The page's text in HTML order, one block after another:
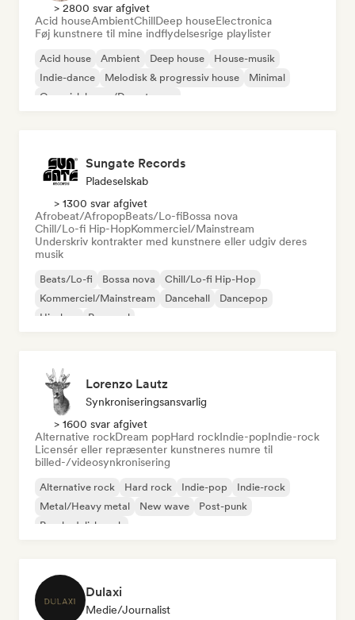
> 2800 svar afgivet
Acid houseAmbientChillDeep houseElectronica
Føj kunstnere til mine indflydelsesrige playlister
Acid house Ambient Deep house
House-musik
Indie-dance
Melodisk & progressiv house
Minimal
Organisk house/Downtempo
Sungate Records
Pladeselskab
> 1300 svar afgivet
Afrobeat/AfropopBeats/Lo-fiBossa nova
Chill/Lo-fi Hip-HopKommerciel/Mainstream
Underskriv kontrakter med kunstnere eller udgiv deres
musik
Beats/Lo-fi Bossa nova
Chill/Lo-fi Hip-Hop
Kommerciel/Mainstream
Dancehall
Dancepop
Hip-hop
Pop-soul
Lorenzo Lautz
Synkroniseringsansvarlig
> 1600 svar afgivet
Alternative rockDream popHard rockIndie-popIndie-rock
Licensér eller repræsenter kunstneres numre til
billed-/videosynkronisering
Alternative rock Hard rock Indie-pop
Indie-rock
Metal/Heavy metal
New wave
Post-punk
Psychedelisk rock
Dulaxi
Medie/journalist